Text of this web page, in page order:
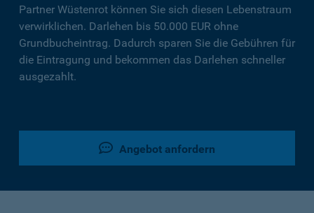
Partner Wüstenrot können Sie sich diesen Lebenstraum
verwirklichen. Darlehen bis 50.000 EUR ohne
Grundbucheintrag. Dadurch sparen Sie die Gebühren für
die Eintragung und bekommen das Darlehen schneller
ausgezahlt.
Angebot anfordern